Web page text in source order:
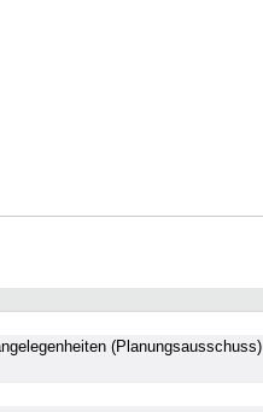
(Planungsausschuss)